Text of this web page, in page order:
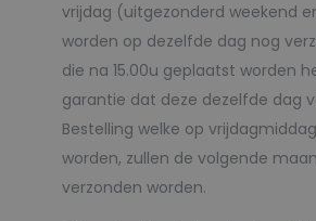
vrijdag (uitgezonderd weekend
worden op dezelfde dag nog
die na 15.00u geplaatst worden
garantie dat deze dezelfde dag
Bestelling welke op
worden, zullen de volgende
verzonden worden.